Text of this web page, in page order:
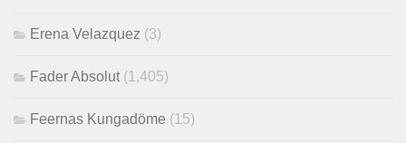
Erena Velazquez (3)
Fader Absolut (1,405)
Feernas Kungadöme (15)